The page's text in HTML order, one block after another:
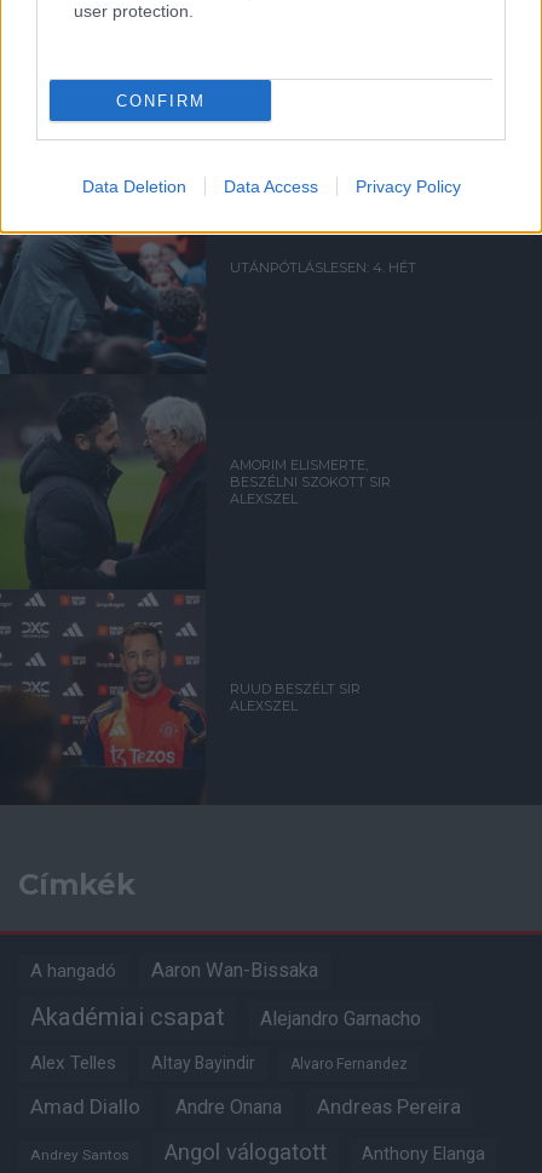
user protection.
CONFIRM
Data Deletion Data Access Privacy Policy
VISSZAHOZÁSÁRÓL
UTÁNPÓTLÁSLESEN: 4. HÉT
AMORIM ELISMERTE,
BESZÉLNI SZOKOTT SIR
ALEXSZEL
RUUD BESZÉLT SIR
ALEXSZEL
Címkék
A hangadó Aaron Wan-Bissaka
Akadémiai csapat Alejandro Garnacho
Alex Telles Altay Bayindir Alvaro Fernandez
Amad Diallo Andre Onana Andreas Pereira
Andrey Santos Angol válogatott Anthony Elanga